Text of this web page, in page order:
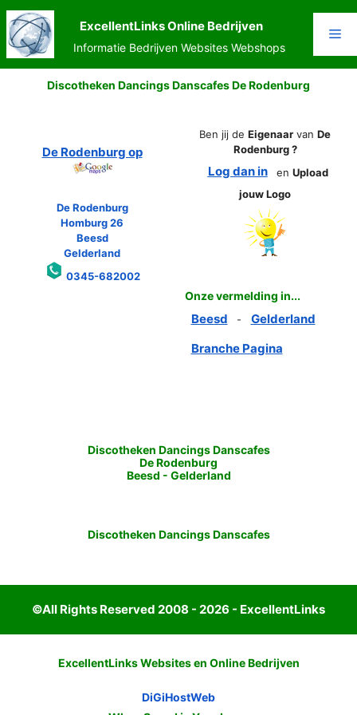
Ga
naar
de
inhoud
ExcellentLinks Online Bedrijven
Informatie Bedrijven Websites Webshops
Discotheken Dancings Danscafes De Rodenburg
De Rodenburg op
De Rodenburg
Homburg 26
Beesd
Gelderland
0345-682002
Ben jij de Eigenaar van De
Rodenburg ?
Log dan in en Upload
jouw Logo
Onze vermelding in...
Beesd -
Gelderland
Branche Pagina
Discotheken Dancings Danscafes
De Rodenburg
Beesd - Gelderland
Discotheken Dancings Danscafes
©All Rights Reserved 2008 - 2026 - ExcellentLinks
ExcellentLinks Websites en Online Bedrijven
DiGiHostWeb